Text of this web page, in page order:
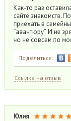
Как-то раз
сайте знакомств.
приехать в
“авантюру”. И не
но не совсем по
Поделиться:
Ссылка на отзыв
Юлия